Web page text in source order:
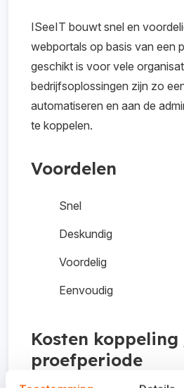
ISeeIT bouwt snel en
webportals op basis van een
geschikt is voor vele
bedrijfsoplossingen zijn zo
automatiseren en aan de
te koppelen.
Voordelen
Snel
Deskundig
Voordelig
Eenvoudig
Kosten
proefperiode